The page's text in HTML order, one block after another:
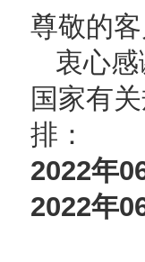
尊敬的
衷心
国家有
排：
2022年
2022年0